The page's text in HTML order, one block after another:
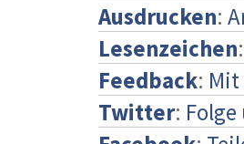
Ausdrucken:
Lesenzeichen
Feedback:
Twitter: